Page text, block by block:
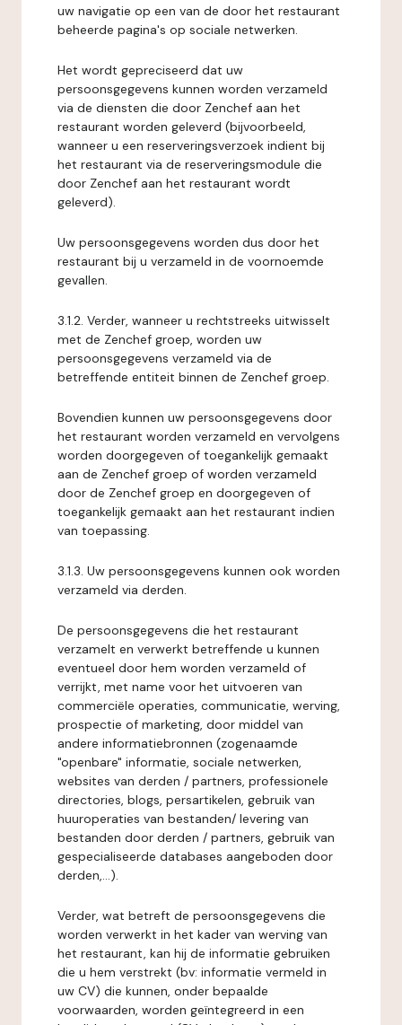
uw navigatie op een van de door het restaurant
beheerde pagina's op sociale netwerken.
Het wordt gepreciseerd dat uw
persoonsgegevens kunnen worden verzameld
via de diensten die door Zenchef aan het
restaurant worden geleverd (bijvoorbeeld,
wanneer u een reserveringsverzoek indient bij
het restaurant via de reserveringsmodule die
door Zenchef aan het restaurant wordt
geleverd).
Uw persoonsgegevens worden dus door het
restaurant bij u verzameld in de voornoemde
gevallen.
3.1.2. Verder, wanneer u rechtstreeks uitwisselt
met de Zenchef groep, worden uw
persoonsgegevens verzameld via de
betreffende entiteit binnen de Zenchef groep.
Bovendien kunnen uw persoonsgegevens door
het restaurant worden verzameld en vervolgens
worden doorgegeven of toegankelijk gemaakt
aan de Zenchef groep of worden verzameld
door de Zenchef groep en doorgegeven of
toegankelijk gemaakt aan het restaurant indien
van toepassing.
3.1.3. Uw persoonsgegevens kunnen ook worden
verzameld via derden.
De persoonsgegevens die het restaurant
verzamelt en verwerkt betreffende u kunnen
eventueel door hem worden verzameld of
verrijkt, met name voor het uitvoeren van
commerciële operaties, communicatie, werving,
prospectie of marketing, door middel van
andere informatiebronnen (zogenaamde
"openbare" informatie, sociale netwerken,
websites van derden / partners, professionele
directories, blogs, persartikelen, gebruik van
huuroperaties van bestanden/ levering van
bestanden door derden / partners, gebruik van
gespecialiseerde databases aangeboden door
derden,...).
Verder, wat betreft de persoonsgegevens die
worden verwerkt in het kader van werving van
het restaurant, kan hij de informatie gebruiken
die u hem verstrekt (bv: informatie vermeld in
uw CV) die kunnen, onder bepaalde
voorwaarden, worden geïntegreerd in een